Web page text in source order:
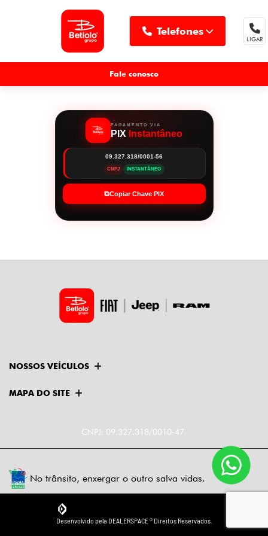
Telefones
LIGAR
Fale conosco
PAGAMENTO VIA
PIX Instantâneo
09.327.318/0001-56
CNPJ INSTANTÂNEO
⧉Copiar Chave PIX
NOSSOS VEÍCULOS
MAPA DO SITE
CNPJ: 09.327.318/0010-47
No trânsito, enxergar o outro salva vidas.
Desenvolvido pela DEALERSPACE ® Direitos Reservados.